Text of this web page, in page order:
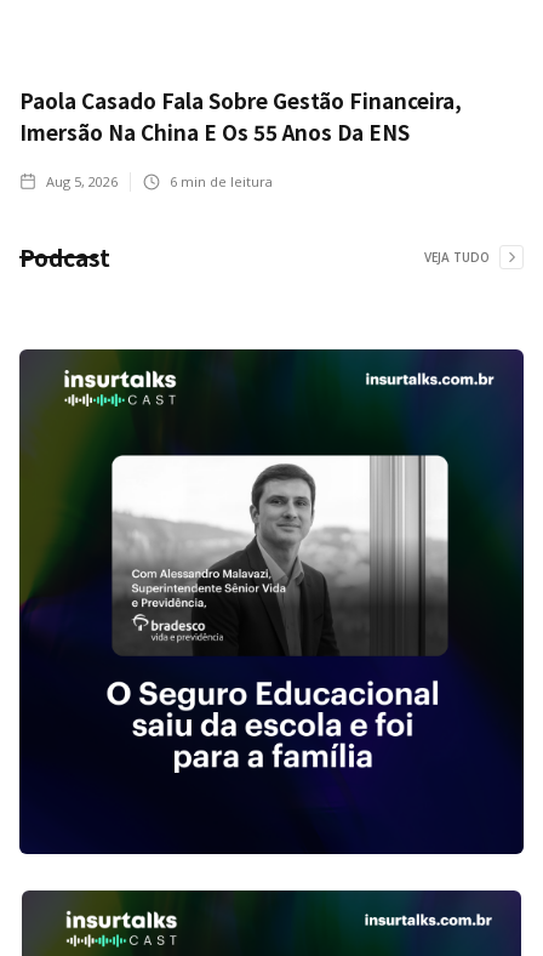
Paola Casado Fala Sobre Gestão Financeira,
Imersão Na China E Os 55 Anos Da ENS
Aug 5, 2026 6 min de leitura
Podcast VEJA TUDO